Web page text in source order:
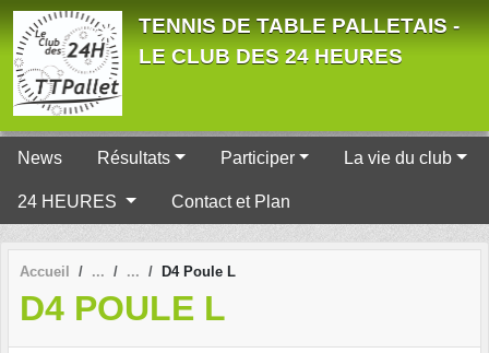
TENNIS DE TABLE PALLETAIS -
LE CLUB DES 24 HEURES
News Résultats Participer La vie du club
24 HEURES Contact et Plan
Accueil D4 Poule L
D4 POULE L
Panneau de gestion des cookies